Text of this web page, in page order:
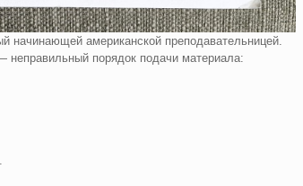
начинающей американской преподавательницей.
порядок подачи материала: